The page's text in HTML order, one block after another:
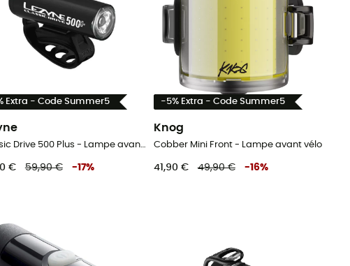
Extra - Code Summer5
Classic Drive 500 Plus - Lampe avant vélo
€ 59,90 € -17%
-5% Extra - Code Summer5
Knog
Cobber Mini Front - Lampe avant vélo
41,90 € 49,90 € -16%